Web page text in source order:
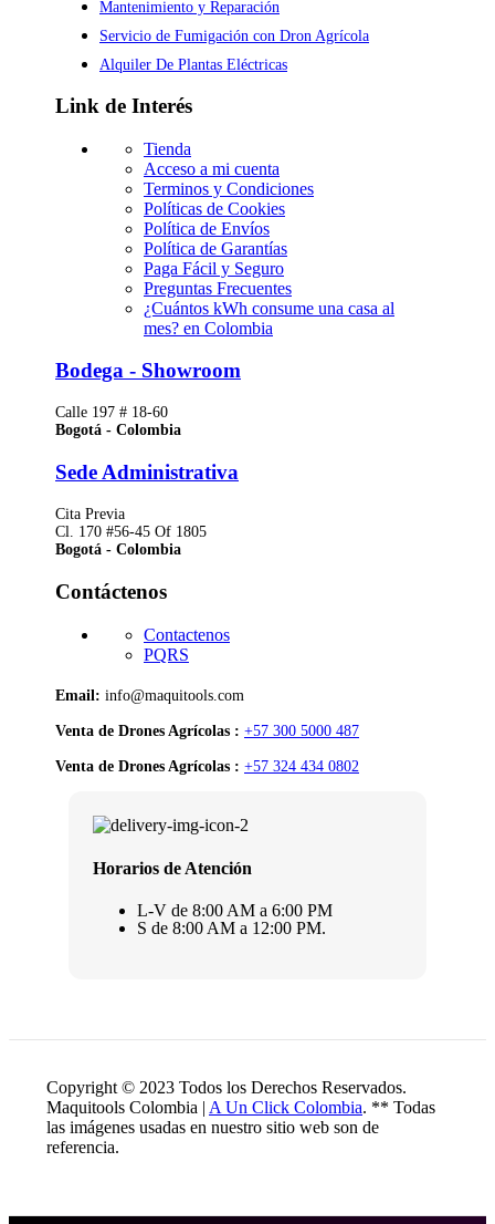
Mantenimiento y Reparación
Servicio de Fumigación con Dron Agrícola
Alquiler De Plantas Eléctricas
Link de Interés
Tienda
Acceso a mi cuenta
Terminos y Condiciones
Políticas de Cookies
Política de Envíos
Política de Garantías
Paga Fácil y Seguro
Preguntas Frecuentes
¿Cuántos kWh consume una casa al
mes? en Colombia
Bodega - Showroom
Calle 197 # 18-60
Bogotá - Colombia
Sede Administrativa
Cita Previa
Cl. 170 #56-45 Of 1805
Bogotá - Colombia
Contáctenos
Contactenos
PQRS
Email: info@maquitools.com
Venta de Drones Agrícolas : +57 300 5000 487
Venta de Drones Agrícolas : +57 324 434 0802
Horarios de Atención
L-V de 8:00 AM a 6:00 PM
S de 8:00 AM a 12:00 PM.
Copyright © 2023 Todos los Derechos Reservados.
Maquitools Colombia | A Un Click Colombia. ** Todas
las imágenes usadas en nuestro sitio web son de
referencia.